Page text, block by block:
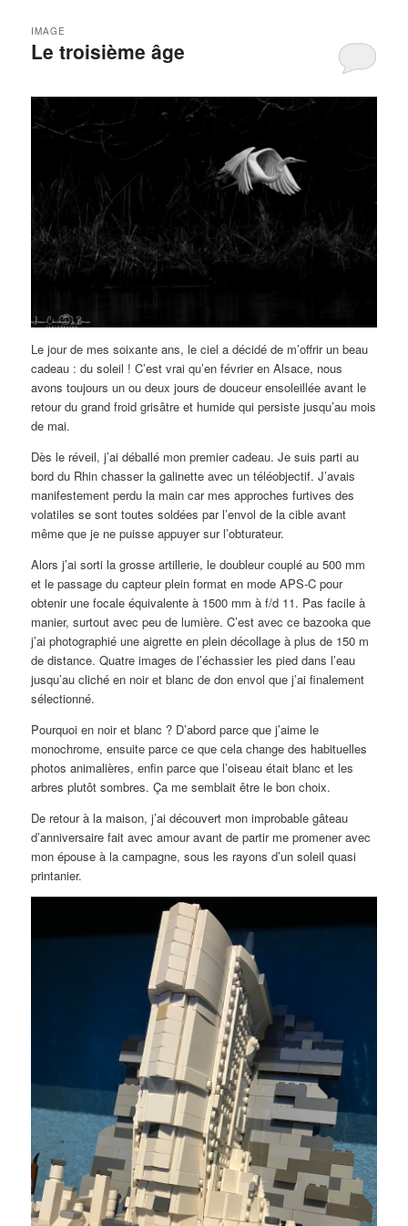
Le troisième âge
IMAGE
Le jour de mes soixante ans, le ciel a décidé de m’offrir un beau
cadeau : du soleil ! C’est vrai qu’en février en Alsace, nous
avons toujours un ou deux jours de douceur ensoleillée avant le
retour du grand froid grisâtre et humide qui persiste jusqu’au mois
de mai.
Dès le réveil, j’ai déballé mon premier cadeau. Je suis parti au
bord du Rhin chasser la galinette avec un téléobjectif. J’avais
manifestement perdu la main car mes approches furtives des
volatiles se sont toutes soldées par l’envol de la cible avant
même que je ne puisse appuyer sur l’obturateur.
Alors j’ai sorti la grosse artillerie, le doubleur couplé au 500 mm
et le passage du capteur plein format en mode APS-C pour
obtenir une focale équivalente à 1500 mm à f/d 11. Pas facile à
manier, surtout avec peu de lumière. C’est avec ce bazooka que
j’ai photographié une aigrette en plein décollage à plus de 150 m
de distance. Quatre images de l’échassier les pied dans l’eau
jusqu’au cliché en noir et blanc de don envol que j’ai finalement
sélectionné.
Pourquoi en noir et blanc ? D’abord parce que j’aime le
monochrome, ensuite parce ce que cela change des habituelles
photos animalières, enfin parce que l’oiseau était blanc et les
arbres plutôt sombres. Ça me semblait être le bon choix.
De retour à la maison, j’ai découvert mon improbable gâteau
d’anniversaire fait avec amour avant de partir me promener avec
mon épouse à la campagne, sous les rayons d’un soleil quasi
printanier.